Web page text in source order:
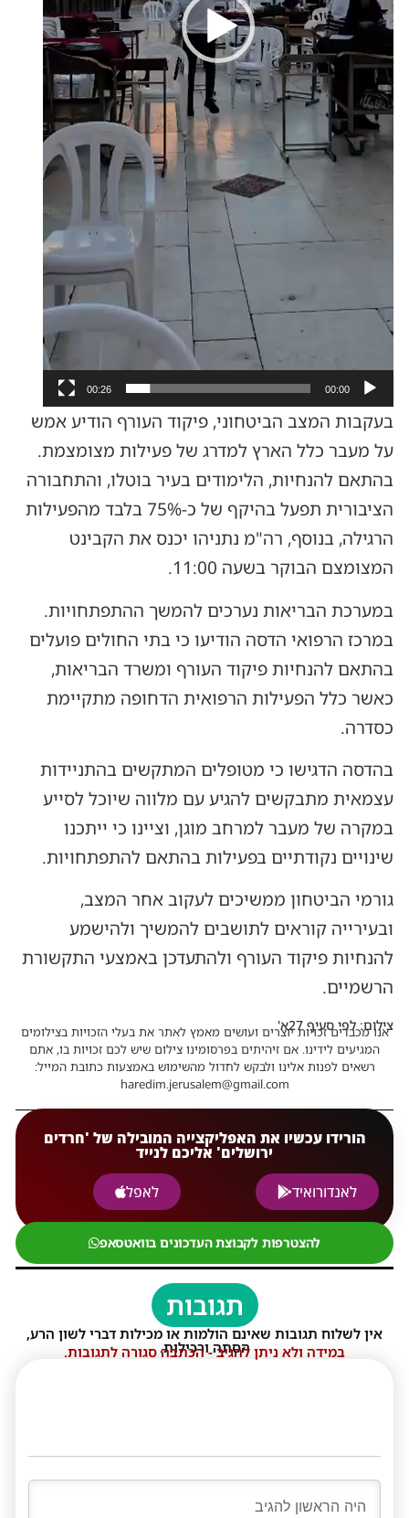
00:00
00:26
בעקבות המצב הביטחוני, פיקוד העורף הודיע אמש
על מעבר כלל הארץ למדרג של פעילות מצומצמת.
בהתאם להנחיות, הלימודים בעיר בוטלו, והתחבורה
הציבורית תפעל בהיקף של כ-75% בלבד מהפעילות
הרגילה, בנוסף, רה"מ נתניהו יכנס את הקבינט
המצומצם הבוקר בשעה 11:00.
במערכת הבריאות נערכים להמשך ההתפתחויות.
במרכז הרפואי הדסה הודיעו כי בתי החולים פועלים
בהתאם להנחיות פיקוד העורף ומשרד הבריאות,
כאשר כלל הפעילות הרפואית הדחופה מתקיימת
כסדרה.
בהדסה הדגישו כי מטופלים המתקשים בהתניידות
עצמאית מתבקשים להגיע עם מלווה שיוכל לסייע
במקרה של מעבר למרחב מוגן, וציינו כי ייתכנו
שינויים נקודתיים בפעילות בהתאם להתפתחויות.
גורמי הביטחון ממשיכים לעקוב אחר המצב,
ובעירייה קוראים לתושבים להמשיך ולהישמע
להנחיות פיקוד העורף ולהתעדכן באמצעי התקשורת
הרשמיים.
צילום: לפי סעיף 27א'
אנו מכבדים זכויות יוצרים ועושים מאמץ לאתר את בעלי הזכויות בצילומים
המגיעים לידינו. אם זיהיתים בפרסומינו צילום שיש לכם זכויות בו, אתם
רשאים לפנות אלינו ולבקש לחדול מהשימוש באמצעות כתובת המייל:
haredim.jerusalem@gmail.com
הורידו עכשיו את האפליקצייה המובילה של 'חרדים
ירושלים' אליכם לנייד
לאנדורואיד
לאפל
להצטרפות לקבוצת העדכונים בוואטסאפ
תגובות
אין לשלוח תגובות שאינם הולמות או מכילות דברי לשון הרע,
הסתה ורכילות.
במידה ולא ניתן להגיב - הכתבה סגורה לתגובות.